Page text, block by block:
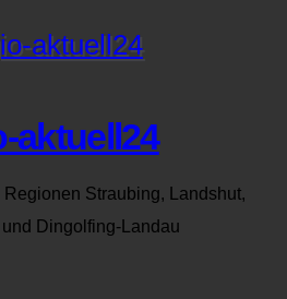
aktuell24
Straubing, Landshut,
Dingolfing-Landau